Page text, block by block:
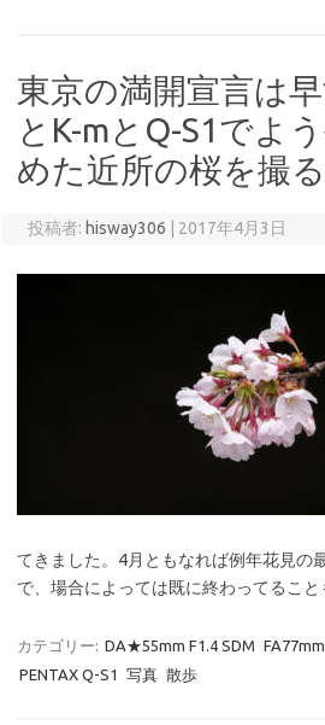
東京の満開宣言は
とK-mとQ-S1でよ
めた近所の桜を撮る
投稿者: hisway306 2017年4月3日
てきました。4月ともなれば例年花見の
で、場合によっては既に終わってるこ
カテゴリー: DA★55mm F1.4 SDM
PENTAX Q-S1
写真 散歩